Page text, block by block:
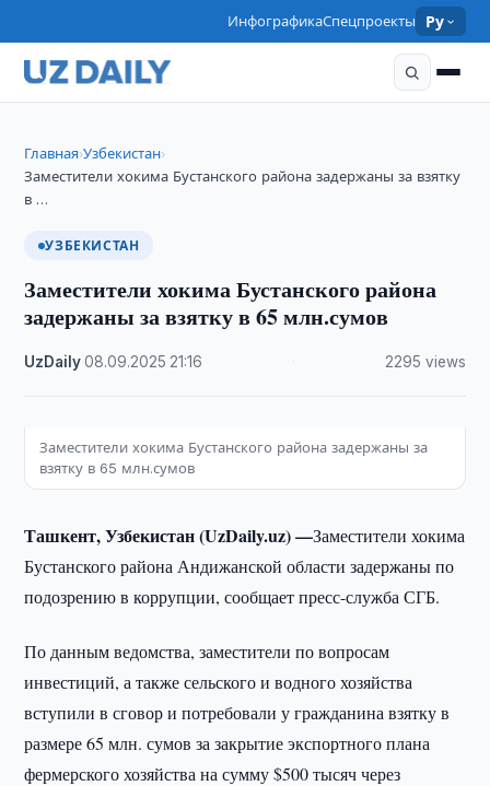
ИнфографикаСпецпроекты Ру
Главная›Узбекистан›
Заместители хокима Бустанского района задержаны за взятку
в …
УЗБЕКИСТАН
Заместители хокима Бустанского района
задержаны за взятку в 65 млн.сумов
UzDaily·08.09.2025 21:16 2295 views
Заместители хокима Бустанского района задержаны за
взятку в 65 млн.сумов
Ташкент, Узбекистан (UzDaily.uz) —Заместители хокима
Бустанского района Андижанской области задержаны по
подозрению в коррупции, сообщает пресс-служба СГБ.
По данным ведомства, заместители по вопросам
инвестиций, а также сельского и водного хозяйства
вступили в сговор и потребовали у гражданина взятку в
размере 65 млн. сумов за закрытие экспортного плана
фермерского хозяйства на сумму $500 тысяч через